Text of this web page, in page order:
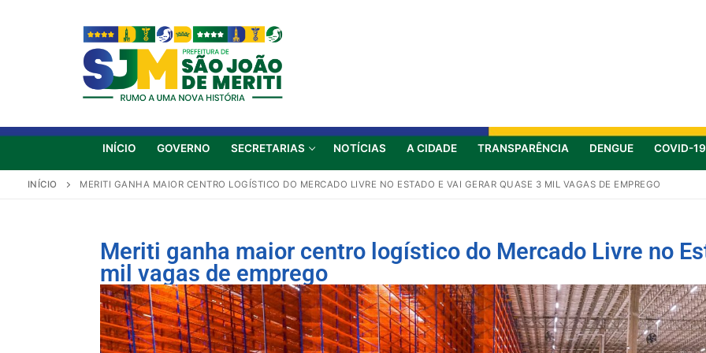
INÍCIO GOVERNO SECRETARIAS NOTÍCIAS A CIDADE TRANSPARÊNCIA DENGUE COVID-19
INÍCIO MERITI GANHA MAIOR CENTRO LOGÍSTICO DO MERCADO LIVRE NO ESTADO E VAI GERAR QUASE 3 MIL VAGAS DE EMPREGO
Meriti ganha maior centro logístico do Mercado Livre no
mil vagas de emprego